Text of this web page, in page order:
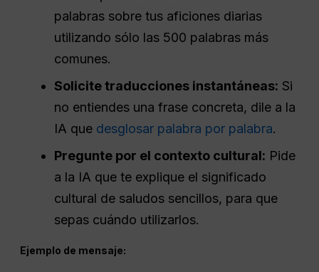
palabras sobre tus aficiones diarias
utilizando sólo las 500 palabras más
comunes.
Solicite traducciones instantáneas: Si
no entiendes una frase concreta, dile a la
IA que desglosar palabra por palabra.
Pregunte por el contexto cultural: Pide
a la IA que te explique el significado
cultural de saludos sencillos, para que
sepas cuándo utilizarlos.
Ejemplo de mensaje: